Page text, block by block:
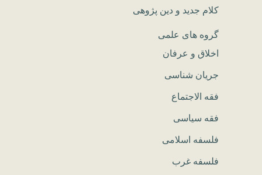
کلام جدید و دین پژوهی
گروه های علمی
اخلاق و عرفان
جریان شناسی
فقه الاجتماع
فقه سیاسی
فلسفه اسلامی
فلسفه غرب